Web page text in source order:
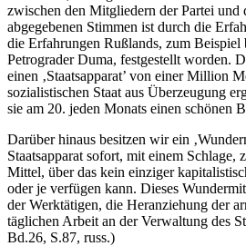
zwischen den Mitgliedern der Partei und
abgegebenen Stimmen ist durch die
die Erfahrungen Rußlands, zum
Petrograder Duma, festgestellt worden.
einen ‚Staatsapparat’ von einer Million
sozialistischen Staat aus Überzeugung
sie am 20. jeden Monats einen schönen
Darüber hinaus besitzen wir ein
Staatsapparat sofort, mit einem Schlage,
Mittel, über das kein einziger
oder je verfügen kann. Dieses
der Werktätigen, die Heranziehung der
täglichen Arbeit an der Verwaltung des
Bd.26, S.87, russ.)